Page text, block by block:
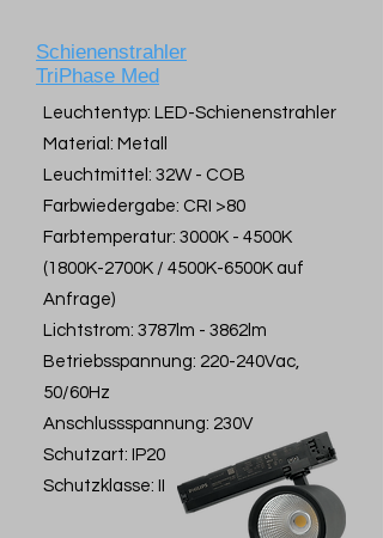
Schienenstrahler
TriPhase Med
Leuchtentyp: LED-Schienenstrahler
Material: Metall
Leuchtmittel: 32W - COB
Farbwiedergabe: CRI >80
Farbtemperatur: 3000K - 4500K
(1800K-2700K / 4500K-6500K auf
Anfrage)
Lichtstrom: 3787lm - 3862lm
Betriebsspannung: 220-240Vac,
50/60Hz
Anschlussspannung: 230V
Schutzart: IP20
Schutzklasse: II